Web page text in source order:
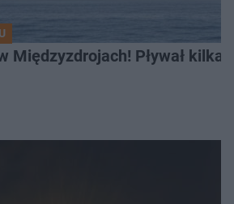
Międzyzdrojach! Pływał